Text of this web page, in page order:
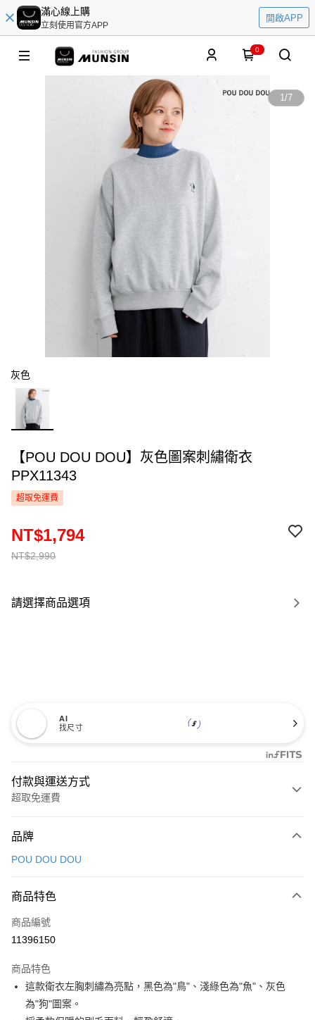
滿心線上購
立刻使用官方APP
開啟APP
0
1/7
灰色
【POU DOU DOU】灰色圖案刺繡衛衣
PPX11343
超取免運費
NT$2,990
NT$1,794
請選擇商品選項
AI
找尺寸
付款與運送方式
超取免運費
信用卡一次付款
LINE Pay
Apple Pay
悠遊付
AFTEE先享後付
品牌
POU DOU DOU
商品特色
商品編號
11396150
商品特色
這款衛衣左胸刺繡為亮點，黑色為"鳥"、淺綠色為"魚"、灰色
為"狗"圖案。